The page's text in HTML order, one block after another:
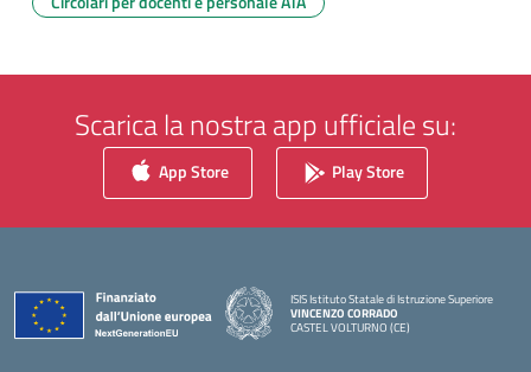
Scarica la nostra app ufficiale su:
App Store Play Store
ISIS Istituto Statale di Istruzione Superiore
VINCENZO CORRADO
CASTEL VOLTURNO (CE)